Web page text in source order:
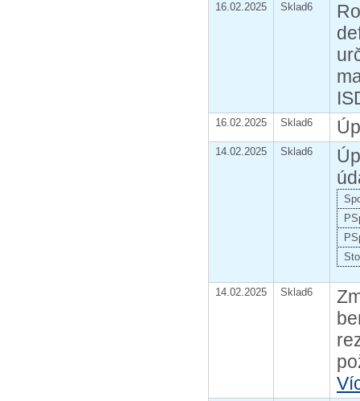
16.02.2025 Sklad6
16.02.2025 Sklad6
14.02.2025 Sklad6
14.02.2025 Sklad6